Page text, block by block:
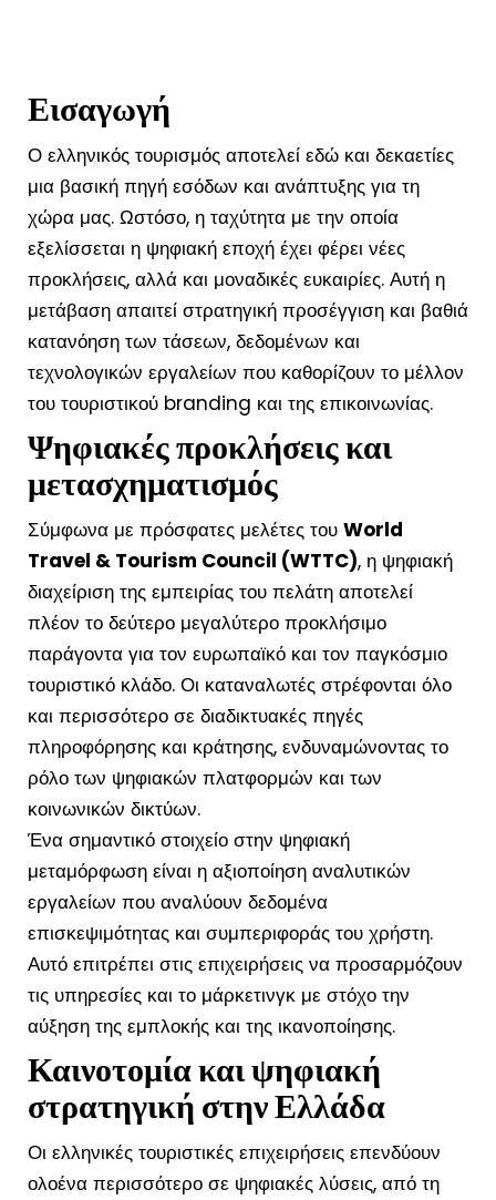
Εισαγωγή
Ο ελληνικός τουρισμός αποτελεί εδώ και δεκαετίες
μια βασική πηγή εσόδων και ανάπτυξης για τη
χώρα μας. Ωστόσο, η ταχύτητα με την οποία
εξελίσσεται η ψηφιακή εποχή έχει φέρει νέες
προκλήσεις, αλλά και μοναδικές ευκαιρίες. Αυτή η
μετάβαση απαιτεί στρατηγική προσέγγιση και βαθιά
κατανόηση των τάσεων, δεδομένων και
τεχνολογικών εργαλείων που καθορίζουν το μέλλον
του τουριστικού branding και της επικοινωνίας.
Ψηφιακές προκλήσεις και
μετασχηματισμός
Σύμφωνα με πρόσφατες μελέτες του World
Travel & Tourism Council (WTTC), η ψηφιακή
διαχείριση της εμπειρίας του πελάτη αποτελεί
πλέον το δεύτερο μεγαλύτερο προκλήσιμο
παράγοντα για τον ευρωπαϊκό και τον παγκόσμιο
τουριστικό κλάδο. Οι καταναλωτές στρέφονται όλο
και περισσότερο σε διαδικτυακές πηγές
πληροφόρησης και κράτησης, ενδυναμώνοντας το
ρόλο των ψηφιακών πλατφορμών και των
κοινωνικών δικτύων.
Ένα σημαντικό στοιχείο στην ψηφιακή
μεταμόρφωση είναι η αξιοποίηση αναλυτικών
εργαλείων που αναλύουν δεδομένα
επισκεψιμότητας και συμπεριφοράς του χρήστη.
Αυτό επιτρέπει στις επιχειρήσεις να προσαρμόζουν
τις υπηρεσίες και το μάρκετινγκ με στόχο την
αύξηση της εμπλοκής και της ικανοποίησης.
Καινοτομία και ψηφιακή
στρατηγική στην Ελλάδα
Οι ελληνικές τουριστικές επιχειρήσεις επενδύουν
ολοένα περισσότερο σε ψηφιακές λύσεις, από τη